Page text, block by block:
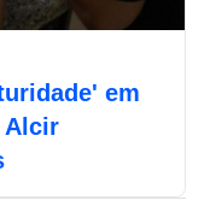
em
Alcir